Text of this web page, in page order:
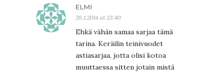
ELMI
26.1.2014 at 23:40
Ehkä vähän samaa sarjaa tämä
tarina. Keräilin teinivuodet
astiasarjaa, jotta olisi kotoa
muuttaessa sitten jotain mistä